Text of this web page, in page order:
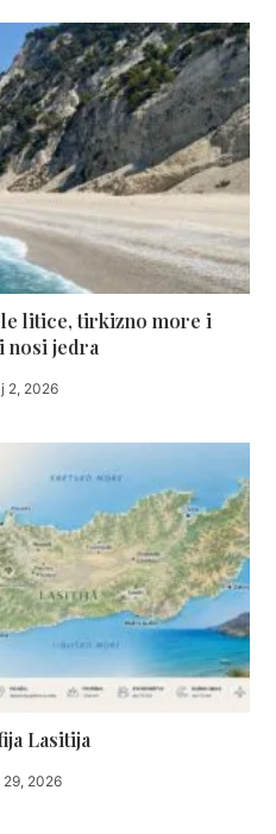
litice, tirkizno more i
nosi jedra
2, 2026
Lasitija
29, 2026